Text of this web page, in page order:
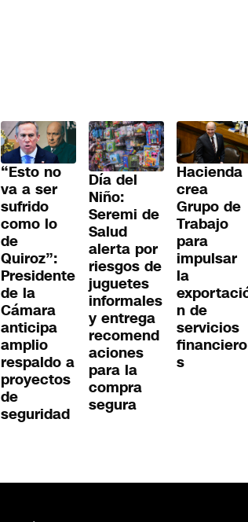
“Esto no
va a ser
sufrido
como lo
de
Quiroz”:
Presidente
de la
Cámara
anticipa
amplio
respaldo a
proyectos
de
seguridad
Día del
Niño:
Seremi de
Salud
alerta por
riesgos de
juguetes
informales
y entrega
recomend
aciones
para la
compra
segura
Hacienda
crea
Grupo de
Trabajo
para
impulsar
la
n de
servicios
financiero
s